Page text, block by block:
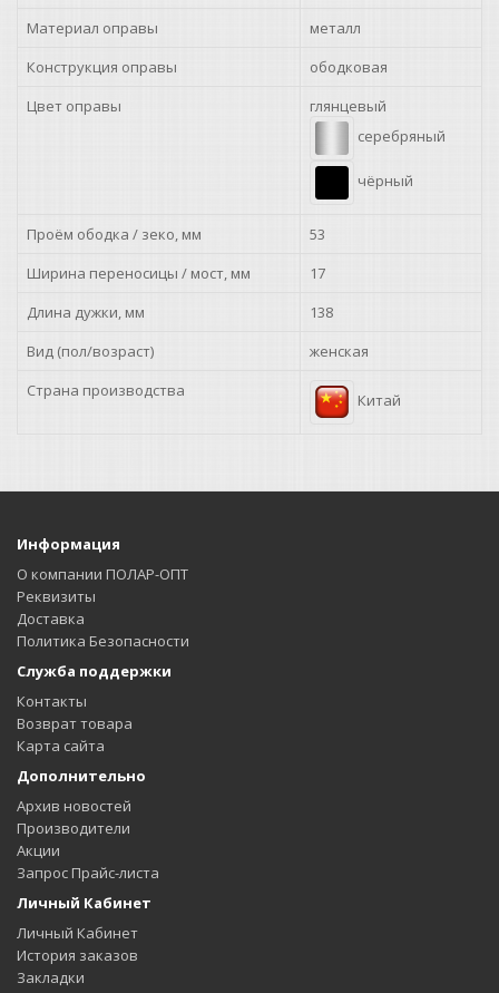
Материал оправы
металл
Конструкция оправы
ободковая
Цвет оправы
глянцевый
серебряный
чёрный
Проём ободка / зеко, мм
53
Ширина переносицы / мост, мм
17
Длина дужки, мм
138
Вид (пол/возраст)
женская
Страна производства
Китай
Информация
О компании ПОЛАР-ОПТ
Реквизиты
Доставка
Политика Безопасности
Служба поддержки
Контакты
Возврат товара
Карта сайта
Дополнительно
Архив новостей
Производители
Акции
Запрос Прайс-листа
Личный Кабинет
Личный Кабинет
История заказов
Закладки